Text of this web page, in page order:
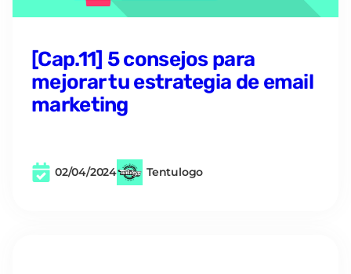
[Cap.11] 5 consejos para
mejorar tu estrategia de email
marketing
02/04/2024 Tentulogo